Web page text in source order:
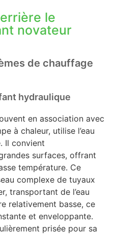
le
novateur
de chauffage
hydraulique
en association avec
à chaleur, utilise l’eau
Il convient
surfaces, offrant
température. Ce
complexe de tuyaux
transportant de l’eau
relativement basse, ce
et enveloppante.
prisée pour sa